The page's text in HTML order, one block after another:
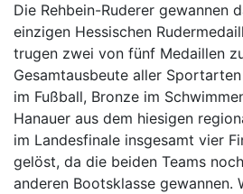
Die Rehbein-Ruderer gewannen
einzigen Hessischen
trugen zwei von fünf Medaillen
Gesamtausbeute aller
im Fußball, Bronze im
Hanauer aus dem hiesigen
im Landesfinale insgesamt vier
gelöst, da die beiden Teams
anderen Bootsklasse gewannen.